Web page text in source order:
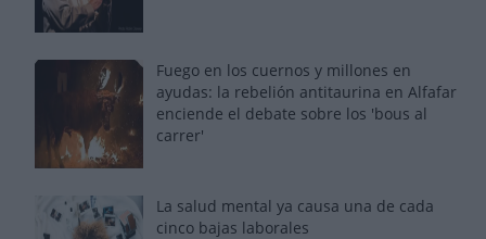
Fuego en los cuernos y millones en
ayudas: la rebelión antitaurina en Alfafar
enciende el debate sobre los 'bous al
carrer'
La salud mental ya causa una de cada
cinco bajas laborales